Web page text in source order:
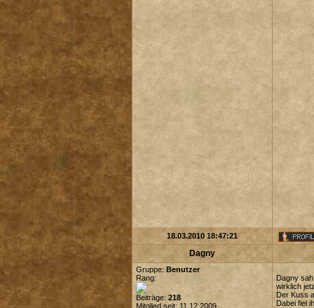
18.03.2010 18:47:21
Dagny
Gruppe: Benutzer
Rang:
Beiträge: 218
Mitglied seit: 11.12.2009
Dagny
wirklich
Der Kuss
Dabei fiel